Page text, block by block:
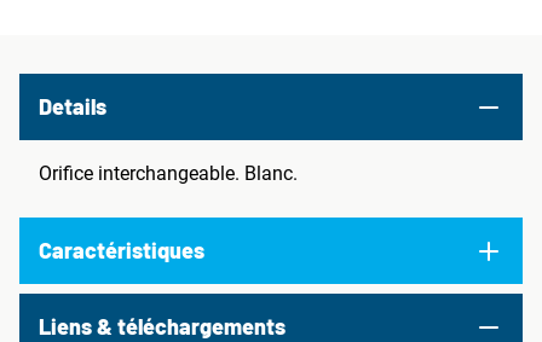
Details
Orifice interchangeable. Blanc.
Caractéristiques
Liens & téléchargements